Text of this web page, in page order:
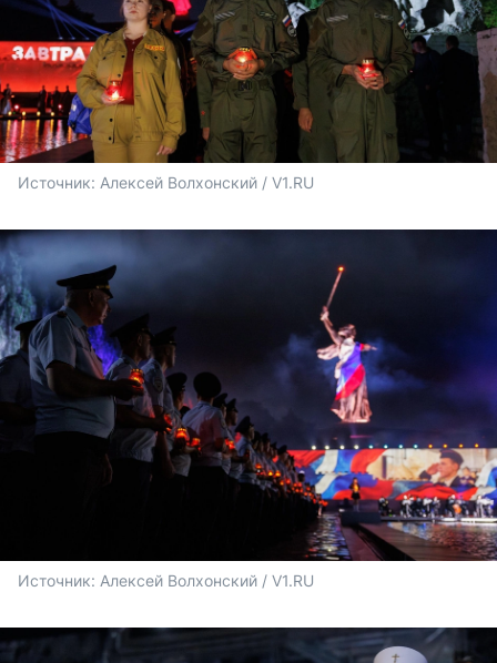
Источник: Алексей Волхонский / V1.RU
Источник: Алексей Волхонский / V1.RU